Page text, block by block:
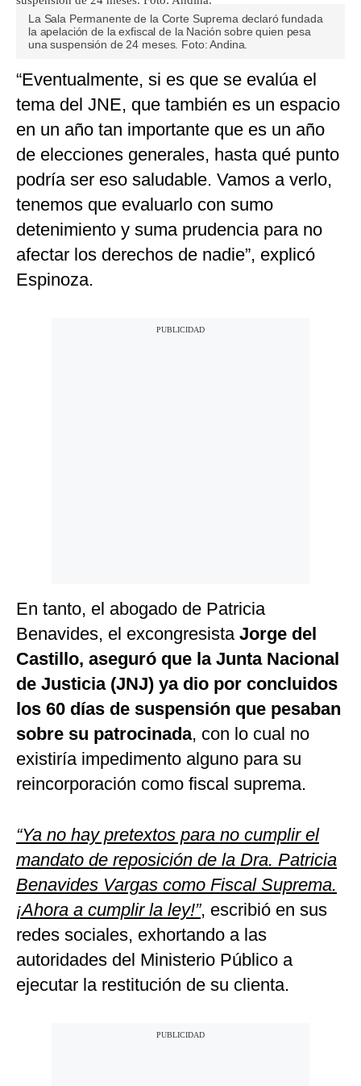
La Sala Permanente de la Corte Suprema declaró fundada
la apelación de la exfiscal de la Nación sobre quien pesa
una suspensión de 24 meses. Foto: Andina.
“Eventualmente, si es que se evalúa el
tema del JNE, que también es un espacio
en un año tan importante que es un año
de elecciones generales, hasta qué punto
podría ser eso saludable. Vamos a verlo,
tenemos que evaluarlo con sumo
detenimiento y suma prudencia para no
afectar los derechos de nadie”, explicó
Espinoza.
En tanto, el abogado de Patricia
Benavides, el excongresista Jorge del
Castillo, aseguró que la Junta Nacional
de Justicia (JNJ) ya dio por concluidos
los 60 días de suspensión que pesaban
sobre su patrocinada, con lo cual no
existiría impedimento alguno para su
reincorporación como fiscal suprema.
“Ya no hay pretextos para no cumplir el
mandato de reposición de la Dra. Patricia
Benavides Vargas como Fiscal Suprema.
¡Ahora a cumplir la ley!”, escribió en sus
redes sociales, exhortando a las
autoridades del Ministerio Público a
ejecutar la restitución de su clienta.